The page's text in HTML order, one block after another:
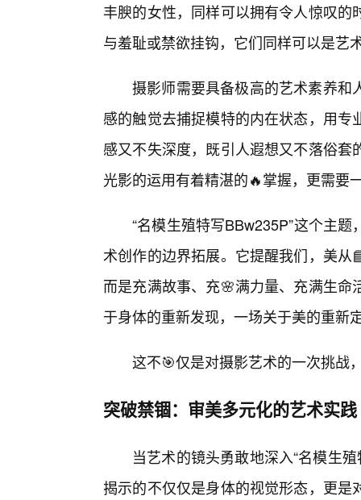
丰腴的女性，同样可以拥有令人惊叹
与羞耻或禁欲挂钩，它们同样可以是艺
摄影师需要具备极高的艺术素养和
感的触觉去捕捉模特的内在状态，用
感又不失深度，既引人遐想又不落俗
光影的运用有着精湛的🔥掌握，更需要
“名模生殖特写BBw235P”这个主
术创作的边界拓展。它提醒我们，美
而是充满故事、充🌸满力量、充满生
于身体的重新发现，一场关于美的重新
这不🎯仅是对摄影艺术的一次挑战
突破禁锢：审美多元化的艺术实践
当艺术的镜头勇敢地深入“名模生
揭示的不仅仅是身体的视觉形态，更